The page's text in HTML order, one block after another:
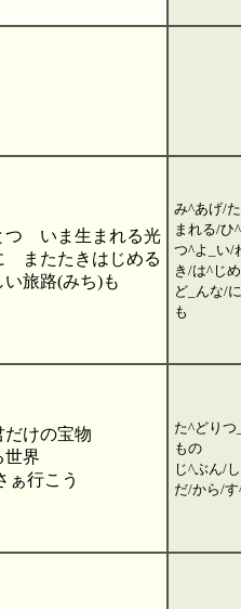
つ いま生まれる光
またたきはじめる
旅路(みち)も
み^あげ/
まれる/ひ^
つ^よ_い/
き/は^じ
ど_んな/
も
けの宝物
界
行こう
た^どり
もの
じ^ぶん/
だ/から/